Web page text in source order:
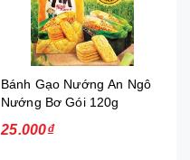
Bánh Gạo Nướng An Ngô
Nướng Bơ Gói 120g
25.000₫